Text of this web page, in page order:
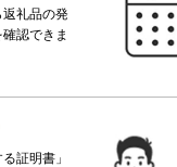
礼品の発
認できま
証明書」